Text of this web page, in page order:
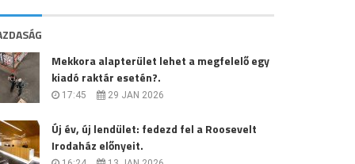
Mekkora alapterület lehet a megfelelő egy
kiadó raktár esetén?.
17:45 29 JAN 2026
Új év, új lendület: fedezd fel a Roosevelt
Irodaház előnyeit.